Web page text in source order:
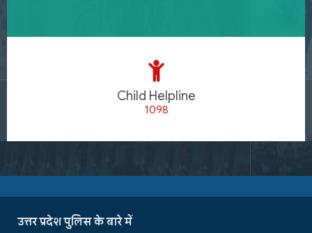
Child Helpline
1098
उत्तर प्रदेश पुलिस के बारे में